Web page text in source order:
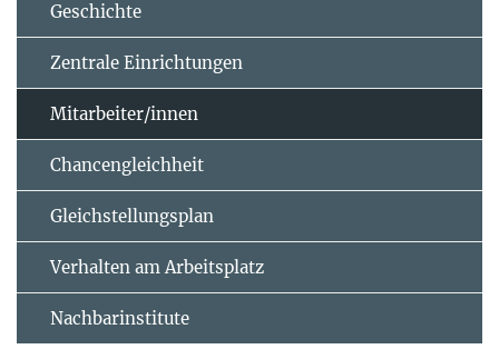
Geschichte
Zentrale Einrichtungen
Mitarbeiter/innen
Chancengleichheit
Gleichstellungsplan
Verhalten am Arbeitsplatz
Nachbarinstitute